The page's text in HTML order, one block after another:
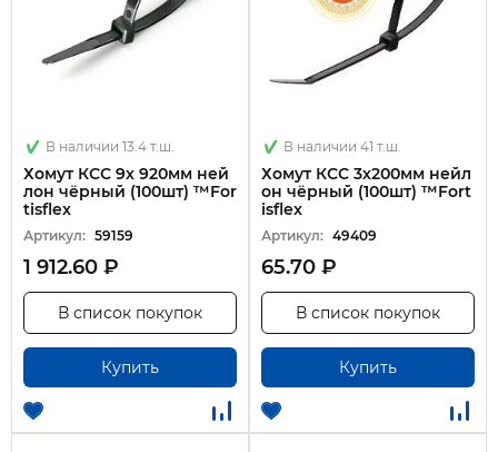
В наличии 13.4 т.ш.
Хомут КСС 9х 920мм ней
лон чёрный (100шт) ™For
tisflex
Артикул: 59159
1 912.60 ₽
Купить
В список покупок
В наличии 41 т.ш.
Хомут КСС 3х200мм нейл
он чёрный (100шт) ™Fort
isflex
Артикул: 49409
65.70 ₽
Купить
В список покупок